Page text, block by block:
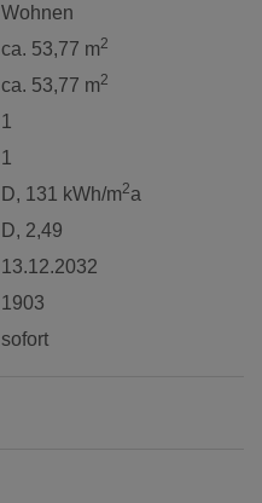
Wohnen
ca. 53,77 m2
ca. 53,77 m2
1
1
D, 131 kWh/m2a
D, 2,49
13.12.2032
1903
sofort